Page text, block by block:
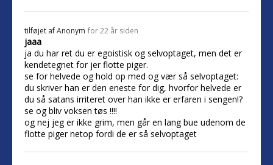
tilføjet afAnonym for 22 år siden
jaaa
ja du har ret du er egoistisk og selvoptaget, men det er
kendetegnet for jer flotte piger.
se for helvede og hold op med og vær så selvoptaget:
du skriver han er den eneste for dig, hvorfor helvede er
du så satans irriteret over han ikke er erfaren i sengen!?
se og bliv voksen tøs !!!!
og nej jeg er ikke grim, men går en lang bue udenom de
flotte piger netop fordi de er så selvoptaget